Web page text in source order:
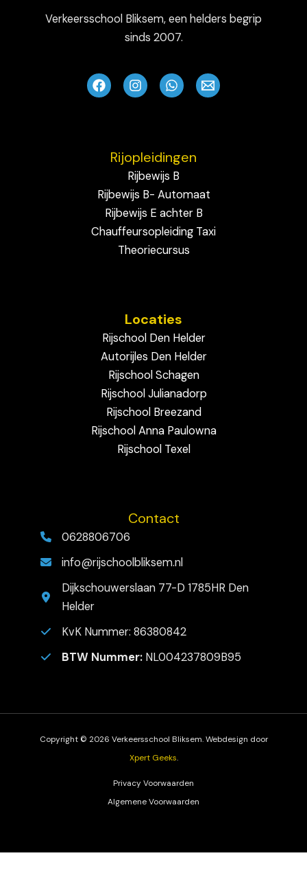
Verkeersschool Bliksem, een helders begrip
sinds 2007.
Rijopleidingen
Rijbewijs B
Rijbewijs B- Automaat
Rijbewijs E achter B
Chauffeursopleiding Taxi
Theoriecursus
Locaties
Rijschool Den Helder
Autorijles Den Helder
Rijschool Schagen
Rijschool Julianadorp
Rijschool Breezand
Rijschool Anna Paulowna
Rijschool Texel
Contact
0628806706
info@rijschoolbliksem.nl
Dijkschouwerslaan 77-D 1785HR Den
Helder
KvK Nummer: 86380842
BTW Nummer: NL004237809B95
Copyright © 2026 Verkeersschool Bliksem. Webdesign door
Xpert Geeks.
Privacy Voorwaarden
Algemene Voorwaarden